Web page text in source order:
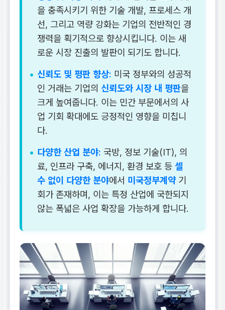
을 충족시키기 위한 기술 개발, 프로세스 개
선, 그리고 역량 강화는 기업의 전반적인 경
쟁력을 획기적으로 향상시킵니다. 이는 새
로운 시장 진출의 발판이 되기도 합니다.
신뢰도 및 평판 향상: 미국 정부와의 성공적
인 거래는 기업의 신뢰도와 시장 내 평판을
크게 높여줍니다. 이는 민간 부문에서의 사
업 기회 확대에도 긍정적인 영향을 미칩니
다.
다양한 산업 분야: 국방, 정보 기술(IT), 의
료, 인프라 구축, 에너지, 환경 보호 등 셀
수 없이 다양한 분야에서 미국정부계약기
회가 존재하며, 이는 특정 산업에 국한되지
않는 폭넓은 사업 확장을 가능하게 합니다.